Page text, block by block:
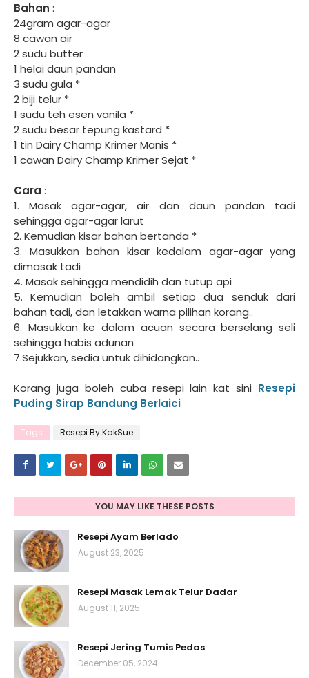
Bahan :
24gram agar-agar
8 cawan air
2 sudu butter
1 helai daun pandan
3 sudu gula *
2 biji telur *
1 sudu teh esen vanila *
2 sudu besar tepung kastard *
1 tin Dairy Champ Krimer Manis *
1 cawan Dairy Champ Krimer Sejat *
Cara :
1. Masak agar-agar, air dan daun pandan tadi
sehingga agar-agar larut
2. Kemudian kisar bahan bertanda *
3. Masukkan bahan kisar kedalam agar-agar yang
dimasak tadi
4. Masak sehingga mendidih dan tutup api
5. Kemudian boleh ambil setiap dua senduk dari
bahan tadi, dan letakkan warna pilihan korang..
6. Masukkan ke dalam acuan secara berselang seli
sehingga habis adunan
7.Sejukkan, sedia untuk dihidangkan..
Korang juga boleh cuba resepi lain kat sini Resepi
Puding Sirap Bandung Berlaici
Tags Resepi By KakSue
YOU MAY LIKE THESE POSTS
Resepi Ayam Berlado
August 23, 2025
Resepi Masak Lemak Telur Dadar
August 11, 2025
Resepi Jering Tumis Pedas
December 05, 2024